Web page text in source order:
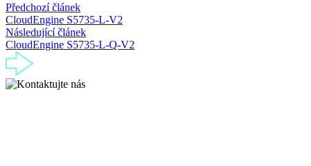
Předchozí článek
CloudEngine S5735-L-V2
Následující článek
CloudEngine S5735-L-Q-V2